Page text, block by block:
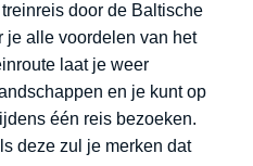
door de Baltische
je alle voordelen van het
laat je weer
en je kunt op
één reis bezoeken.
deze zul je merken dat